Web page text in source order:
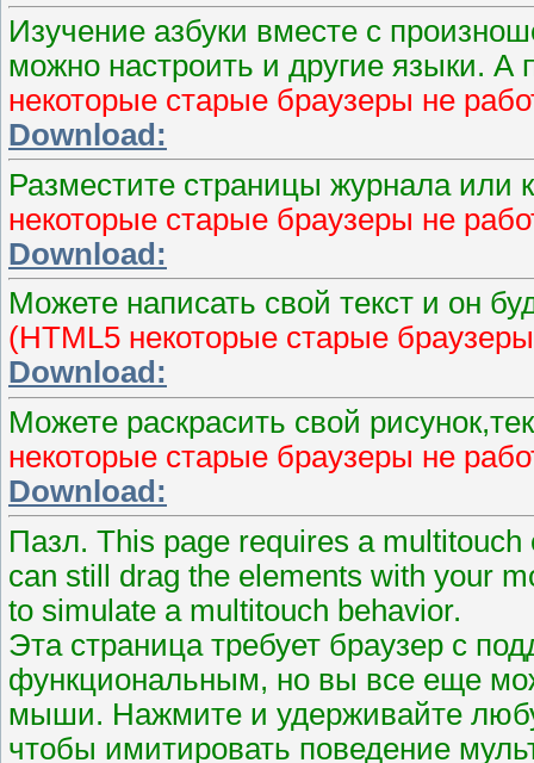
Изучение азбуки вместе с
можно настроить и другие языки. А
некоторые старые браузеры не
Download:
Разместите страницы журнала или
некоторые старые браузеры не
Download:
Можете написать свой текст и он
(HTML5 некоторые старые
Download:
Можете раскрасить свой
некоторые старые браузеры не
Download:
Пазл. This page requires a
can still drag the elements with your
to simulate a multitouch behavior.
Эта страница требует браузер с
функциональным, но вы все еще
мыши. Нажмите и удерживайте
чтобы имитировать поведение